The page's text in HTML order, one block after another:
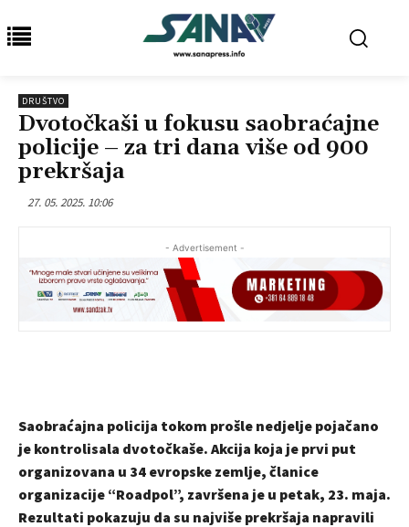
DRUŠTVO
Dvotočkaši u fokusu saobraćajne
policije – za tri dana više od 900
prekršaja
27. 05. 2025. 10:06
- Advertisement -
Saobraćajna policija tokom prošle nedjelje pojačano
je kontrolisala dvotočkaše. Akcija koja je prvi put
organizovana u 34 evropske zemlje, članice
organizacije “Roadpol”, završena je u petak, 23. maja.
Rezultati pokazuju da su najviše prekršaja napravili